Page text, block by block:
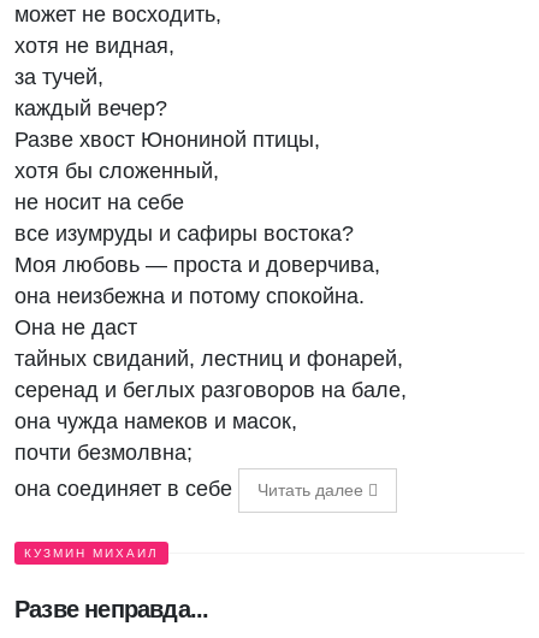
может не восходить,
хотя не видная,
за тучей,
каждый вечер?
Разве хвост Юнониной птицы,
хотя бы сложенный,
не носит на себе
все изумруды и сафиры востока?
Моя любовь — проста и доверчива,
она неизбежна и потому спокойна.
Она не даст
тайных свиданий, лестниц и фонарей,
серенад и беглых разговоров на бале,
она чужда намеков и масок,
почти безмолвна;
она соединяет в себе
Читать далее
КУЗМИН МИХАИЛ
Разве неправда...